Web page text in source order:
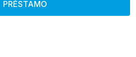
PRÉSTAMO